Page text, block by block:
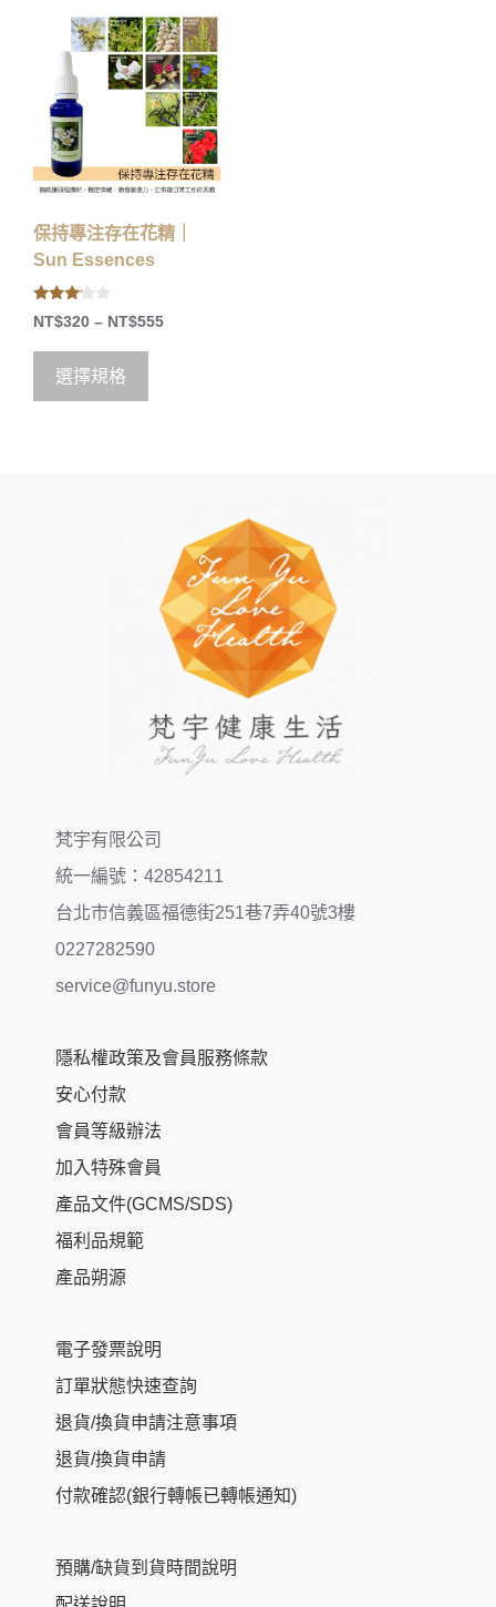
保持專注存在花精｜
Sun Essences
3.00
out of
NT$320 – NT$555
選擇規格
梵宇有限公司
統一編號：42854211
台北市信義區福德街251巷7弄40號3樓
0227282590
service@funyu.store
隱私權政策及會員服務條款
安心付款
會員等級辦法
加入特殊會員
產品文件(GCMS/SDS)
福利品規範
產品朔源
電子發票說明
訂單狀態快速查詢
退貨/換貨申請注意事項
退貨/換貨申請
付款確認(銀行轉帳已轉帳通知)
預購/缺貨到貨時間說明